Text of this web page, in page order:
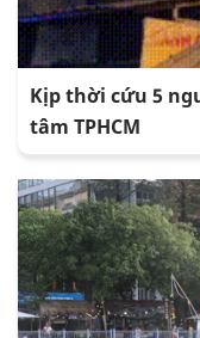
Kịp thời cứu 5
tâm TPHCM